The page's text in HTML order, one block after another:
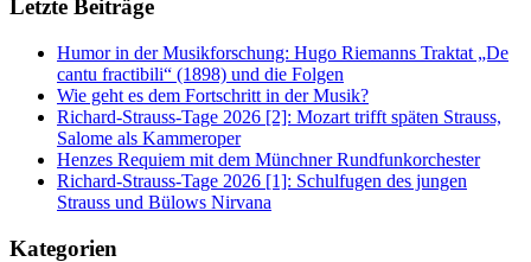
Letzte Beiträge
Humor in der Musikforschung: Hugo Riemanns Traktat „De
cantu fractibili“ (1898) und die Folgen
Wie geht es dem Fortschritt in der Musik?
Richard-Strauss-Tage 2026 [2]: Mozart trifft späten Strauss,
Salome als Kammeroper
Henzes Requiem mit dem Münchner Rundfunkorchester
Richard-Strauss-Tage 2026 [1]: Schulfugen des jungen
Strauss und Bülows Nirvana
Kategorien